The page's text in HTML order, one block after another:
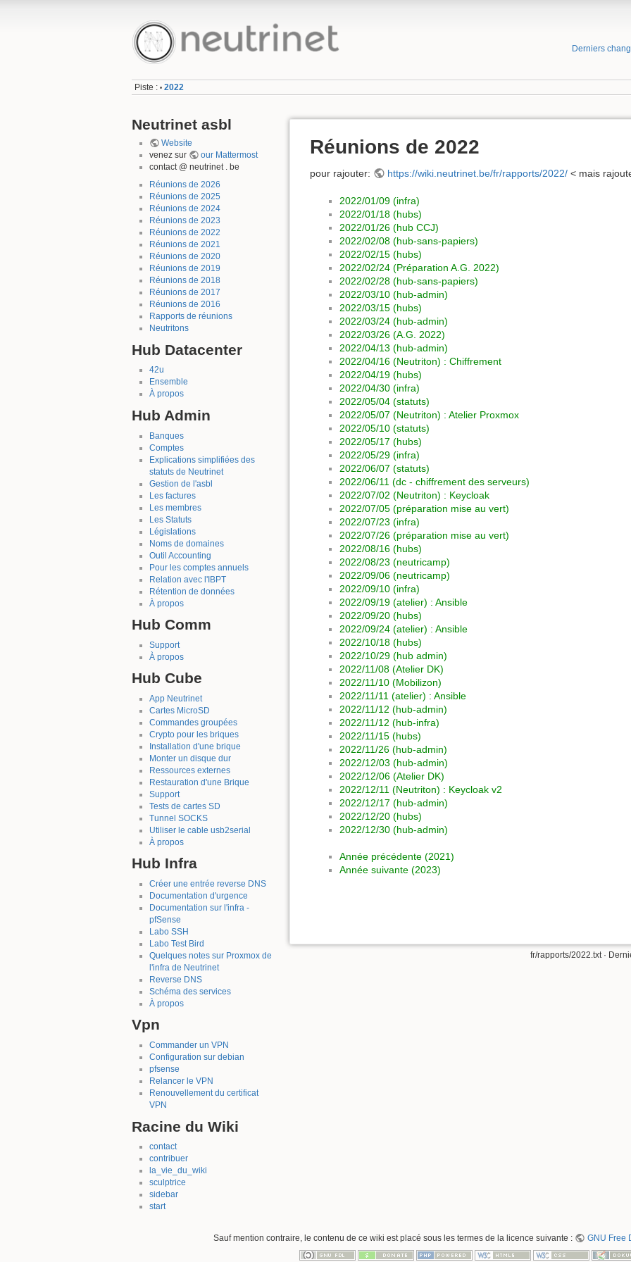
Derniers
Piste : • 2022
Neutrinet asbl
Website
venez sur
our Mattermost
contact @ neutrinet . be
Réunions de 2026
Réunions de 2025
Réunions de 2024
Réunions de 2023
Réunions de 2022
Réunions de 2021
Réunions de 2020
Réunions de 2019
Réunions de 2018
Réunions de 2017
Réunions de 2016
Rapports de réunions
Neutritons
Hub Datacenter
42u
Ensemble
À propos
Hub Admin
Banques
Comptes
Explications simplifiées des
statuts de Neutrinet
Gestion de l'asbl
Les factures
Les membres
Les Statuts
Législations
Noms de domaines
Outil Accounting
Pour les comptes annuels
Relation avec l'IBPT
Rétention de données
À propos
Hub Comm
Support
À propos
Hub Cube
App Neutrinet
Cartes MicroSD
Commandes groupées
Crypto pour les briques
Installation d'une brique
Monter un disque dur
Ressources externes
Restauration d'une Brique
Support
Tests de cartes SD
Tunnel SOCKS
Utiliser le cable usb2serial
À propos
Hub Infra
Créer une entrée reverse DNS
Documentation d'urgence
Documentation sur l'infra -
pfSense
Labo SSH
Labo Test Bird
Quelques notes sur Proxmox de
l'infra de Neutrinet
Reverse DNS
Schéma des services
À propos
Vpn
Commander un VPN
Configuration sur debian
pfsense
Relancer le VPN
Renouvellement du certificat
VPN
Racine du Wiki
contact
contribuer
la_vie_du_wiki
sculptrice
sidebar
start
Réunions de 2022
pour rajouter: https://wiki.neutrinet.be/fr/rapports/2022/< mais
2022/01/09 (infra)
2022/01/18 (hubs)
2022/01/26 (hub CCJ)
2022/02/08 (hub-sans-papiers)
2022/02/15 (hubs)
2022/02/24 (Préparation A.G. 2022)
2022/02/28 (hub-sans-papiers)
2022/03/10 (hub-admin)
2022/03/15 (hubs)
2022/03/24 (hub-admin)
2022/03/26 (A.G. 2022)
2022/04/13 (hub-admin)
2022/04/16 (Neutriton) : Chiffrement
2022/04/19 (hubs)
2022/04/30 (infra)
2022/05/04 (statuts)
2022/05/07 (Neutriton) : Atelier Proxmox
2022/05/10 (statuts)
2022/05/17 (hubs)
2022/05/29 (infra)
2022/06/07 (statuts)
2022/06/11 (dc - chiffrement des serveurs)
2022/07/02 (Neutriton) : Keycloak
2022/07/05 (préparation mise au vert)
2022/07/23 (infra)
2022/07/26 (préparation mise au vert)
2022/08/16 (hubs)
2022/08/23 (neutricamp)
2022/09/06 (neutricamp)
2022/09/10 (infra)
2022/09/19 (atelier) : Ansible
2022/09/20 (hubs)
2022/09/24 (atelier) : Ansible
2022/10/18 (hubs)
2022/10/29 (hub admin)
2022/11/08 (Atelier DK)
2022/11/10 (Mobilizon)
2022/11/11 (atelier) : Ansible
2022/11/12 (hub-admin)
2022/11/12 (hub-infra)
2022/11/15 (hubs)
2022/11/26 (hub-admin)
2022/12/03 (hub-admin)
2022/12/06 (Atelier DK)
2022/12/11 (Neutriton) : Keycloak v2
2022/12/17 (hub-admin)
2022/12/20 (hubs)
2022/12/30 (hub-admin)
Année précédente (2021)
Année suivante (2023)
fr/rapports/2022.txt·
Sauf mention contraire, le contenu de ce wiki est placé sous les termes de la licence suivante : GNU Free